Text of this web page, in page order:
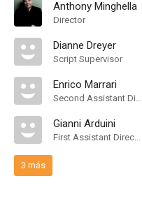
Anthony Minghella
Director
Dianne Dreyer
Script Supervisor
Enrico Marrari
Second Assistant Director
Gianni Arduini
First Assistant Director
3 más